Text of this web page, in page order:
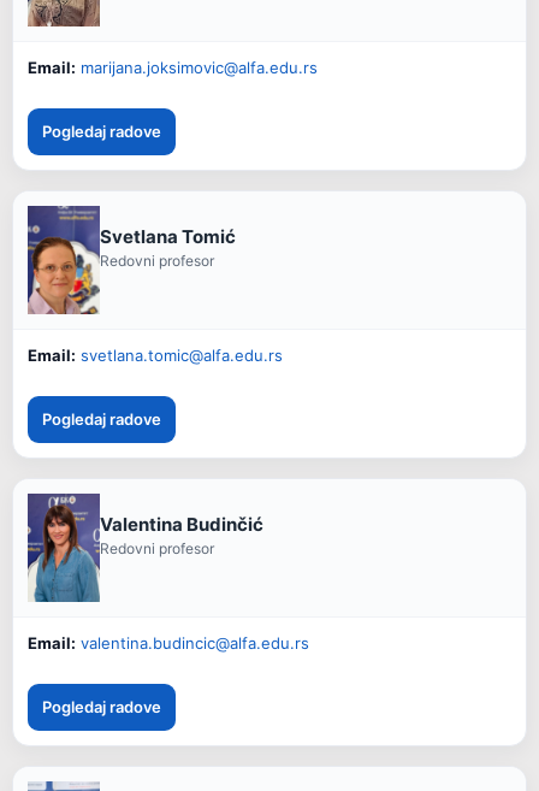
Email: marijana.joksimovic@alfa.edu.rs
Pogledaj radove
Svetlana Tomić
Redovni profesor
Email: svetlana.tomic@alfa.edu.rs
Pogledaj radove
Valentina Budinčić
Redovni profesor
Email: valentina.budincic@alfa.edu.rs
Pogledaj radove